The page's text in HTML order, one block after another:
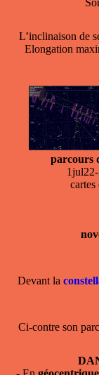
L’inclinaison de
Elongation
parcours
cartes
Devant la
Ci-contre son